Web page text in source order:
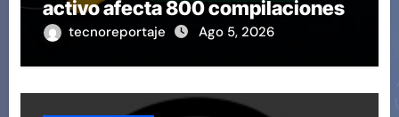
activo afecta 800 compilaciones
tecnoreportaje Ago 5, 2026